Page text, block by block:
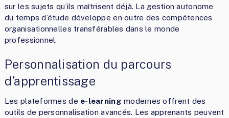
sur les sujets qu’ils maîtrisent déjà. La gestion autonome
du temps d’étude développe en outre des compétences
organisationnelles transférables dans le monde
professionnel.
Personnalisation du parcours
d’apprentissage
Les plateformes de e-learning modernes offrent des
outils de personnalisation avancés. Les apprenants peuvent